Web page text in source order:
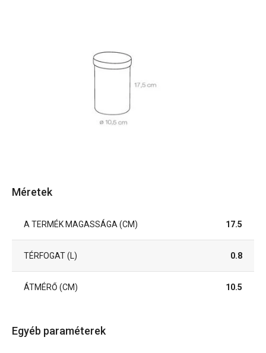
Méretek
A TERMÉK MAGASSÁGA (CM) 17.5
TÉRFOGAT (L) 0.8
ÁTMÉRŐ (CM) 10.5
Egyéb paraméterek